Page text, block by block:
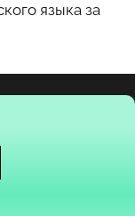
языка за